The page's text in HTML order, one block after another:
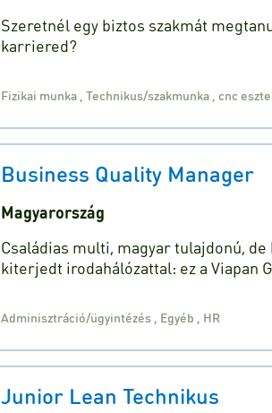
Szeretnél egy biztos szakmát
karriered?
Fizikai munka ,Technikus/szakmunka ,cnc
Business Quality Manager
Magyarország
Családias multi, magyar tulajdonú,
kiterjedt irodahálózattal: ez a Viapan
Adminisztráció/ügyintézés Egyéb HR
Junior Lean Technikus